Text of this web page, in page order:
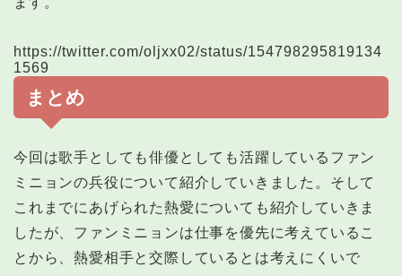
https://twitter.com/oljxx02/status/154798295819134
1569
まとめ
今回は歌手としても俳優としても活躍しているファン
ミニョンの兵役について紹介していきました。そして
これまでにあげられた熱愛についても紹介していきま
したが、ファンミニョンは仕事を優先に考えているこ
とから、熱愛相手と交際しているとは考えにくいで